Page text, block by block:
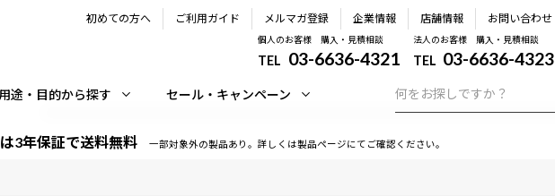
初めての方へ ご利用ガイド メルマガ登録 企業情報 店舗情報 お問い合わせ
個人のお客様 購入・見積相談
TEL 03-6636-4321
法人のお客様 購入・見積相談
TEL 03-6636-4323
途・目的から探す セール・キャンペーン
3年保証で送料無料 一部対象外の製品あり。詳しくは製品ページにてご確認ください。